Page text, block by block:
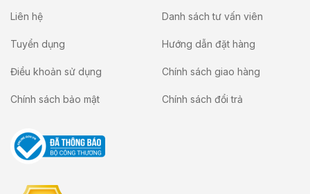
Liên hệ
Tuyển dụng
Điều khoản sử dụng
Chính sách bảo mật
Danh sách tư vấn viên
Hướng dẫn đặt hàng
Chính sách giao hàng
Chính sách đổi trả